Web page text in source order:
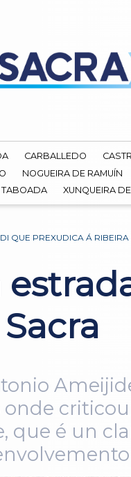
CARBALLEDO
NOGUEIRA DE RAMUÍN
TABOADA XUNQUEIRA
QUE PREXUDICA Á RIBEIRA
que é un